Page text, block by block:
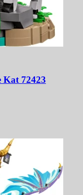
Kat 72423